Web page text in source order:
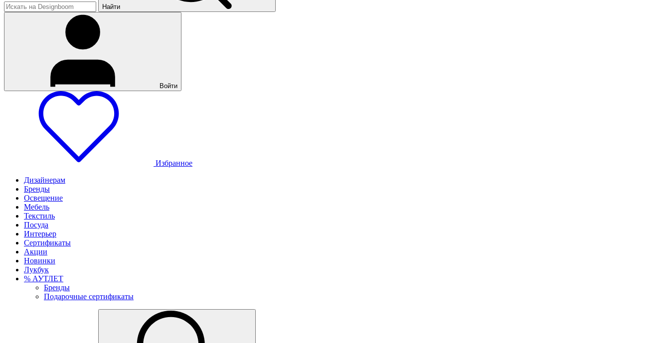
Найти
Войти
Избранное
Дизайнерам
Бренды
Освещение
Мебель
Текстиль
Посуда
Интерьер
Сертификаты
Акции
Новинки
Лукбук
% АУТЛЕТ
Бренды
Подарочные сертификаты